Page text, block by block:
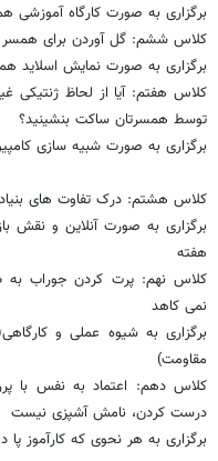
برگزاری به صورت کارگاه آموزشی همراه با
کلاس ششم: گل آوردن برای همسر
برگزاری به صورت نمایش اسلاید
کلاس هفتم: آیا از لحاظ ژنتیکی
توسط همسرتان ساکت بنشینید؟
برگزاری به صورت شبیه سازی کامپیوتری/ 4 جلسه
کلاس هشتم: درک تفاوت های
برگزاری به صورت آنلاین و نقش
هفته
کلاس نهم: پرت کردن جوراب به
نمی کاهد
برگزاری به شیوه عملی و
مقاومت)
کلاس دهم: اعتماد به نفس با
درست کردن، نامش آشپزی نیست
برگزاری به هر نحوی که کارآموز پا